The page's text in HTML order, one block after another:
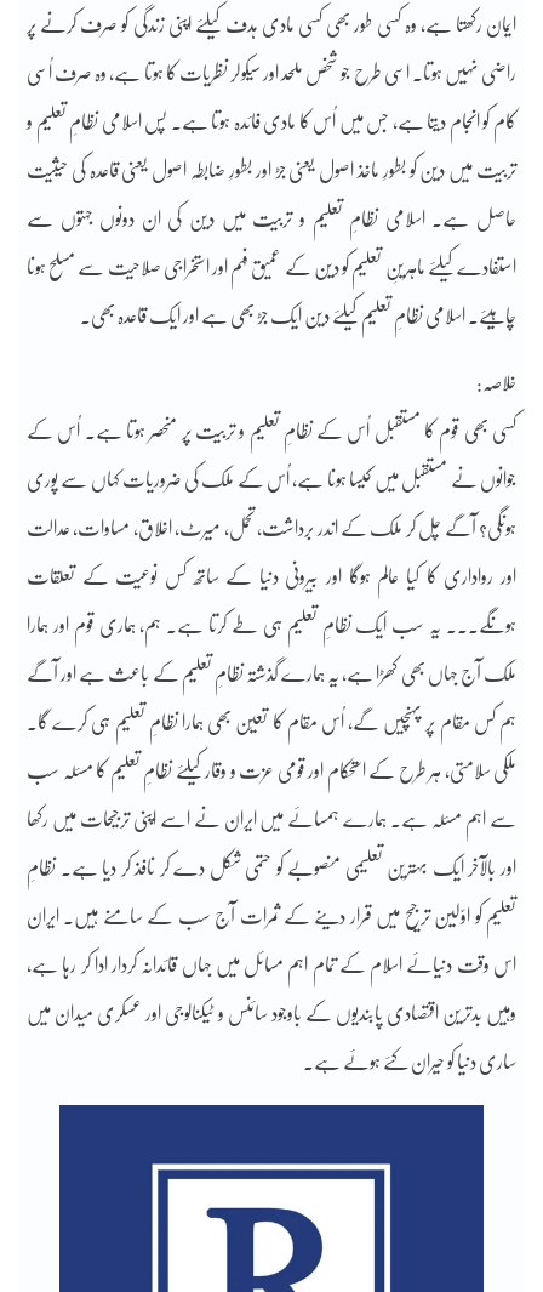
ایمان رکھتا ہے، وہ کسی طور بھی کسی مادی ہدف کیلئے اپنی زندگی کو صرف کرنے پر
راضی نہیں ہوتا۔ اسی طرح جو شخص ملحد اور سیکولر نظریات کا ہوتا ہے، وہ صرف اُسی
کام کو انجام دیتا ہے، جس میں اُس کا مادی فائدہ ہوتا ہے۔ پس اسلامی نظامِ تعلیم و
تربیت میں دین کو بطورِ ماخذ اصول یعنی جڑ اور بطورِ ضابطہ اصول یعنی قاعدہ کی حیثیت
حاصل ہے۔ اسلامی نظامِ تعلیم و تربیت میں دین کی ان دونوں جہتوں سے
استفادے کیلئے ماہرینِ تعلیم کو دین کے عمیق فہم اور استخراجی صلاحیت سے مسلح ہونا
چاہیئے۔ اسلامی نظامِ تعلیم کیلئے دین ایک جڑ بھی ہے اور ایک قاعدہ بھی۔
خلاصہ:
کسی بھی قوم کا مستقبل اُس کے نظامِ تعلیم و تربیت پر منحصر ہوتا ہے۔ اُس کے
جوانوں نے مستقبل میں کیسا ہونا ہے، اُس کے ملک کی ضروریات کہاں سے پوری
ہونگی؟ آگے چل کر ملک کے اندر برداشت، تحمل، میرٹ، اخلاق، مساوات، عدالت
اور رواداری کا کیا عالم ہوگا اور بیرونی دنیا کے ساتھ کس نوعیت کے تعلقات
ہونگے۔۔۔ یہ سب ایک نظامِ تعلیم ہی طے کرتا ہے۔ ہم، ہماری قوم اور ہمارا
ملک آج جہاں بھی کھڑا ہے، یہ ہمارے گذشتہ نظامِ تعلیم کے باعث ہے اور آگے
ہم کس مقام پر پہنچیں گے، اُس مقام کا تعیّن بھی ہمارا نظامِ تعلیم ہی کرے گا۔
ملکی سلامتی، ہر طرح کے استحکام اور قومی عزت و وقار کیلئے نظامِ تعلیم کا مسئلہ سب
سے اہم مسئلہ ہے۔ ہمارے ہمسائے میں ایران نے اسے اپنی ترجیحات میں رکھا
اور بالآخر ایک بہترین تعلیمی منصوبے کو حتمی شکل دے کر نافذ کر دیا ہے۔ نظامِ
تعلیم کو اوّلین ترجیح میں قرار دینے کے ثمرات آج سب کے سامنے ہیں۔ ایران
اس وقت دنیائے اسلام کے تمام اہم مسائل میں جہاں قائدانہ کردار ادا کر رہا ہے،
وہیں بدترین اقتصادی پابندیوں کے باوجود سائنس و ٹیکنالوجی اور عسکری میدان میں
ساری دنیا کو حیران کئے ہوئے ہے۔